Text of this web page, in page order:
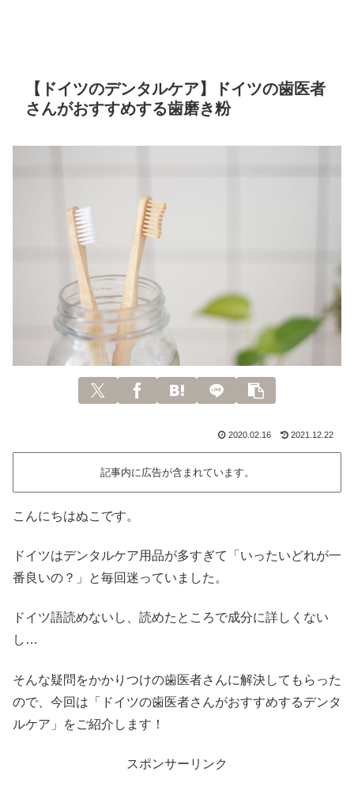
【ドイツのデンタルケア】ドイツの歯医者
さんがおすすめする歯磨き粉
2020.02.16 2021.12.22
記事内に広告が含まれています。
こんにちはぬこです。
ドイツはデンタルケア用品が多すぎて「いったいどれが一
番良いの？」と毎回迷っていました。
ドイツ語読めないし、読めたところで成分に詳しくない
し…
そんな疑問をかかりつけの歯医者さんに解決してもらった
ので、今回は「ドイツの歯医者さんがおすすめするデンタ
ルケア」をご紹介します！
スポンサーリンク